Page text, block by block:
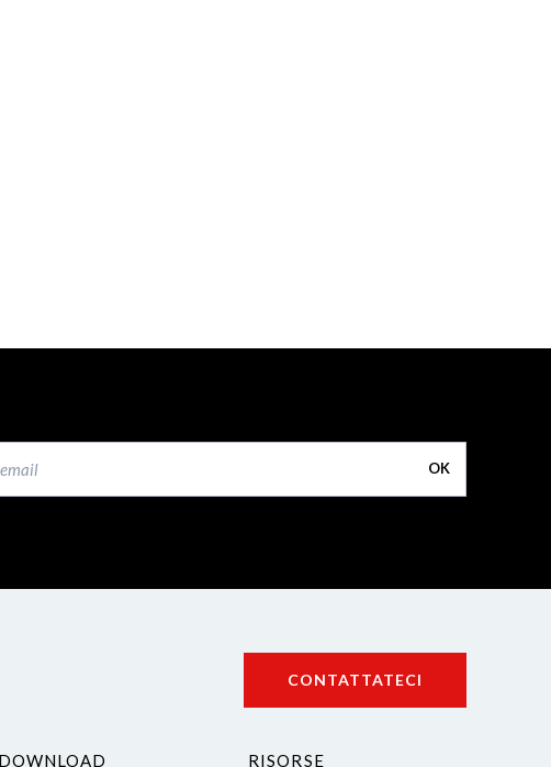
OK
CONTATTATECI
DOWNLOAD RISORSE